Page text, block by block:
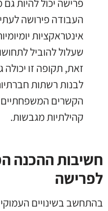
העבודה פירושה
אינטראקציות
שעלול להוביל
זאת, תקופה זו
לבנות רשתות
הקשרים המשפחתיים
קהילתיות מגבשות.
חשיבות ההכנה
לפרישה
בהתחשב בשינויים